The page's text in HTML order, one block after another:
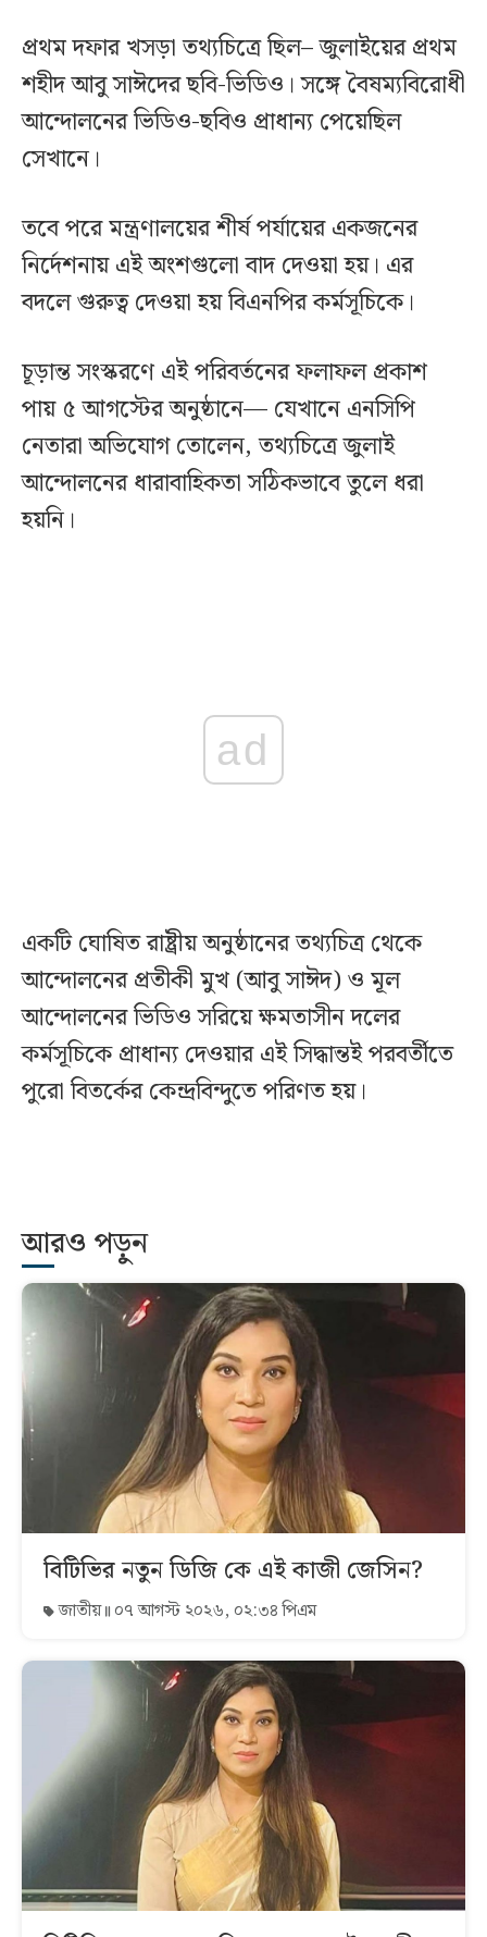
প্রথম দফার খসড়া তথ্যচিত্রে ছিল– জুলাইয়ের প্রথম
শহীদ আবু সাঈদের ছবি-ভিডিও। সঙ্গে বৈষম্যবিরোধী
আন্দোলনের ভিডিও-ছবিও প্রাধান্য পেয়েছিল
সেখানে।
তবে পরে মন্ত্রণালয়ের শীর্ষ পর্যায়ের একজনের
নির্দেশনায় এই অংশগুলো বাদ দেওয়া হয়। এর
বদলে গুরুত্ব দেওয়া হয় বিএনপির কর্মসূচিকে।
চূড়ান্ত সংস্করণে এই পরিবর্তনের ফলাফল প্রকাশ
পায় ৫ আগস্টের অনুষ্ঠানে— যেখানে এনসিপি
নেতারা অভিযোগ তোলেন, তথ্যচিত্রে জুলাই
আন্দোলনের ধারাবাহিকতা সঠিকভাবে তুলে ধরা
হয়নি।
ad
একটি ঘোষিত রাষ্ট্রীয় অনুষ্ঠানের তথ্যচিত্র থেকে
আন্দোলনের প্রতীকী মুখ (আবু সাঈদ) ও মূল
আন্দোলনের ভিডিও সরিয়ে ক্ষমতাসীন দলের
কর্মসূচিকে প্রাধান্য দেওয়ার এই সিদ্ধান্তই পরবর্তীতে
পুরো বিতর্কের কেন্দ্রবিন্দুতে পরিণত হয়।
আরও পড়ুন
বিটিভির নতুন ডিজি কে এই কাজী জেসিন?
জাতীয় ০৭ আগস্ট ২০২৬, ০২:৩৪ পিএম